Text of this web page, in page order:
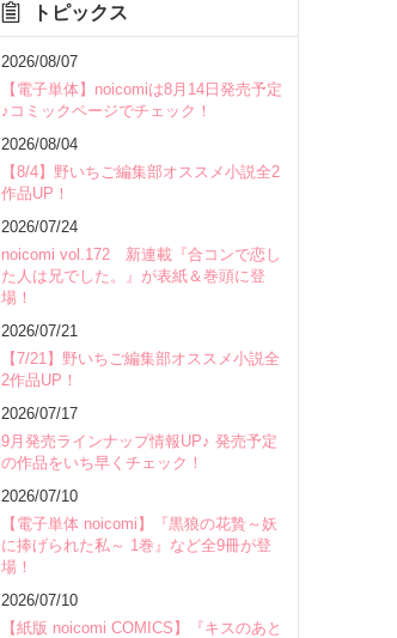
トピックス
2026/08/07
【電子単体】noicomiは8月14日発売予定
♪コミックページでチェック！
2026/08/04
【8/4】野いちご編集部オススメ小説全2
作品UP！
2026/07/24
noicomi vol.172 新連載『合コンで恋し
た人は兄でした。』が表紙＆巻頭に登
場！
2026/07/21
【7/21】野いちご編集部オススメ小説全
2作品UP！
2026/07/17
9月発売ラインナップ情報UP♪ 発売予定
の作品をいち早くチェック！
2026/07/10
【電子単体 noicomi】『黒狼の花贄～妖
に捧げられた私～ 1巻』など全9冊が登
場！
2026/07/10
【紙版 noicomi COMICS】『キスのあと